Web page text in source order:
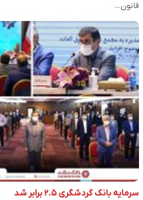
قانون…
سرمایه بانک گردشگری ۲.۵ برابر شد